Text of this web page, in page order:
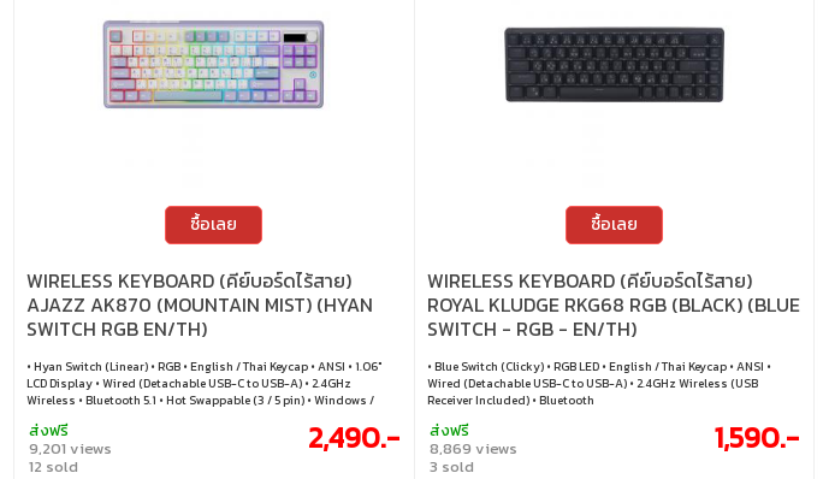
ซื้อเลย
WIRELESS KEYBOARD (คีย์บอร์ดไร้สาย)
AJAZZ AK870 (MOUNTAIN MIST) (HYAN
SWITCH RGB EN/TH)
• Hyan Switch (Linear) • RGB • English / Thai Keycap • ANSI • 1.06"
LCD Display • Wired (Detachable USB-C to USB-A) • 2.4GHz
Wireless • Bluetooth 5.1 • Hot Swappable (3 / 5 pin) • Windows /
ส่งฟรี
9,201 views
12 sold
2,490.-
ซื้อเลย
WIRELESS KEYBOARD (คีย์บอร์ดไร้สาย)
ROYAL KLUDGE RKG68 RGB (BLACK) (BLUE
SWITCH - RGB - EN/TH)
• Blue Switch (Clicky) • RGB LED • English / Thai Keycap • ANSI •
Wired (Detachable USB-C to USB-A) • 2.4GHz Wireless (USB
Receiver Included) • Bluetooth
ส่งฟรี
8,869 views
3 sold
1,590.-